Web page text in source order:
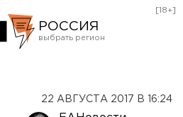
РОССИЯ
[18+]
22 АВГУСТА 2017 В 16:24